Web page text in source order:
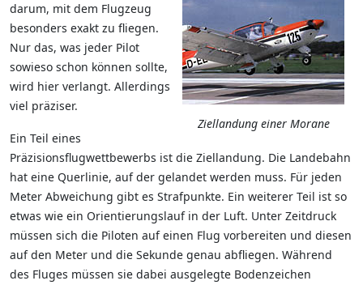
Ziellandung einer Morane
darum, mit dem Flugzeug
besonders exakt zu fliegen.
Nur das, was jeder Pilot
sowieso schon können sollte,
wird hier verlangt. Allerdings
viel präziser.
Ein Teil eines
Präzisionsflugwettbewerbs ist die Ziellandung. Die Landebahn
hat eine Querlinie, auf der gelandet werden muss. Für jeden
Meter Abweichung gibt es Strafpunkte. Ein weiterer Teil ist so
etwas wie ein Orientierungslauf in der Luft. Unter Zeitdruck
müssen sich die Piloten auf einen Flug vorbereiten und diesen
auf den Meter und die Sekunde genau abfliegen. Während
des Fluges müssen sie dabei ausgelegte Bodenzeichen